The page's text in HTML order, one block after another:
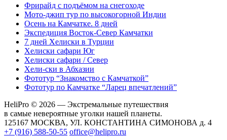
Фрирайд с подъёмом на снегоходе
Мото-джип тур по высокогорной Индии
Осень на Камчатке. 8 дней
Экспедиция Восток-Север Камчатки
7 дней Хелиски в Турции
Хелиcки сафари Юг
Хелиcки сафари / Север
Хели-ски в Абхазии
Фототур “Знакомство с Камчаткой”
Фототур по Камчатке “Ларец впечатлений”
HeliPro © 2026 — Экстремальные путешествия
в самые невероятные уголки нашей планеты.
125167 МОСКВА, УЛ. КОНСТАНТИНА СИМОНОВА д. 4
+7 (916) 588-50-55 office@helipro.ru